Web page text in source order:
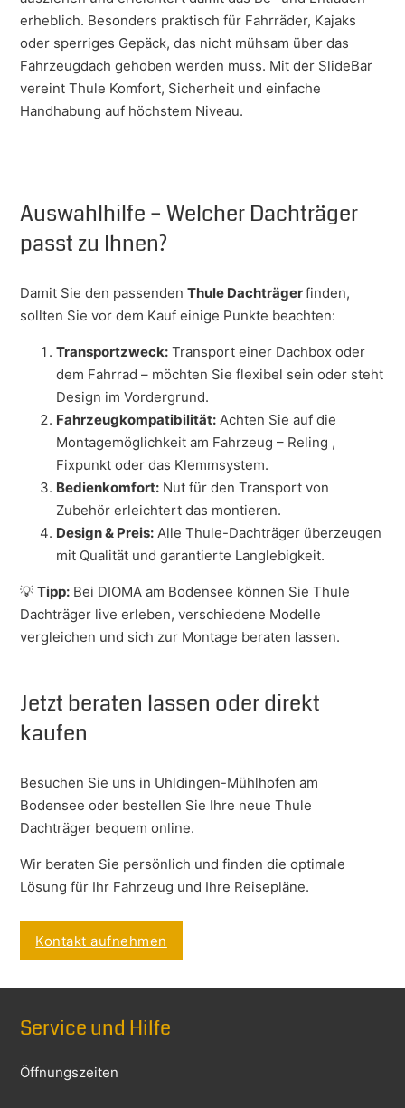
erheblich. Besonders praktisch für Fahrräder, Kajaks
oder sperriges Gepäck, das nicht mühsam über das
Fahrzeugdach gehoben werden muss. Mit der SlideBar
vereint Thule Komfort, Sicherheit und einfache
Handhabung auf höchstem Niveau.
Auswahlhilfe – Welcher Dachträger
passt zu Ihnen?
Damit Sie den passendenThule Dachträgerfinden,
sollten Sie vor dem Kauf einige Punkte beachten:
Transportzweck: Transport einer Dachbox oder
dem Fahrrad – möchten Sie flexibel sein oder steht
Design im Vordergrund.
Fahrzeugkompatibilität: Achten Sie auf die
Montagemöglichkeit am Fahrzeug – Reling ,
Fixpunkt oder das Klemmsystem.
Bedienkomfort: Nut für den Transport von
Zubehör erleichtert das montieren.
Design & Preis: Alle Thule-Dachträger überzeugen
mit Qualität und garantierte Langlebigkeit.
💡Tipp: Bei DIOMA am Bodensee können Sie Thule
Dachträger live erleben, verschiedene Modelle
vergleichen und sich zur Montage beraten lassen.
Jetzt beraten lassen oder direkt
kaufen
Besuchen Sie uns in Uhldingen-Mühlhofen am
Bodensee oder bestellen Sie Ihre neue Thule
Dachträger bequem online.
Wir beraten Sie persönlich und finden die optimale
Lösung für Ihr Fahrzeug und Ihre Reisepläne.
Kontakt aufnehmen
Service und Hilfe
Öffnungszeiten